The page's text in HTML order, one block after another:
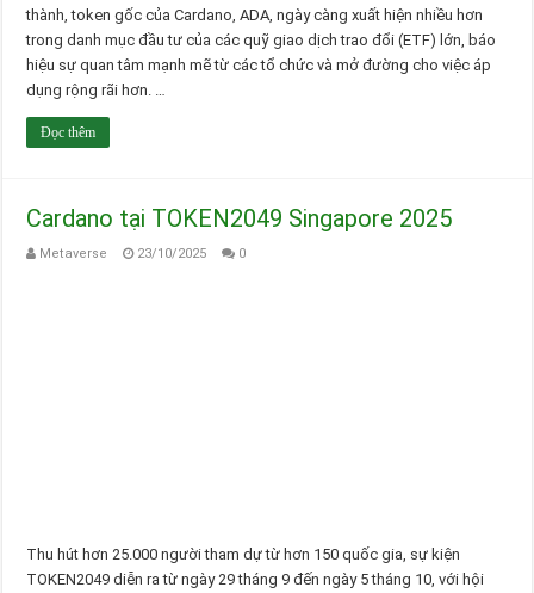
thành, token gốc của Cardano, ADA, ngày càng xuất hiện nhiều hơn
trong danh mục đầu tư của các quỹ giao dịch trao đổi (ETF) lớn, báo
hiệu sự quan tâm mạnh mẽ từ các tổ chức và mở đường cho việc áp
dụng rộng rãi hơn. …
Đọc thêm
Cardano tại TOKEN2049 Singapore 2025
Metaverse 23/10/2025 0
Thu hút hơn 25.000 người tham dự từ hơn 150 quốc gia, sự kiện
TOKEN2049 diễn ra từ ngày 29 tháng 9 đến ngày 5 tháng 10, với hội